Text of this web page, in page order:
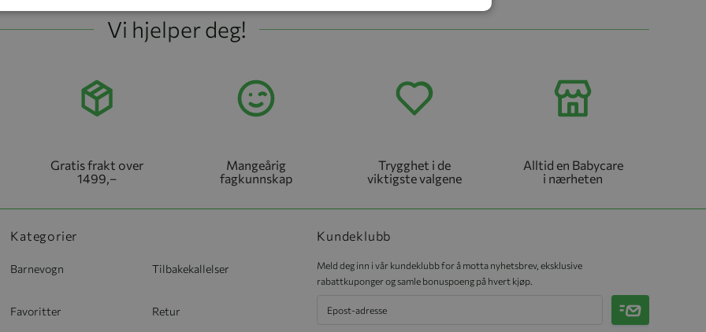
Vi hjelper deg!
Gratis frakt over
1499,–
Mangeårig
fagkunnskap
Trygghet i de
viktigste valgene
Alltid en Babycare
i nærheten
Kategorier
Barnevogn Tilbakekallelser
Favoritter Retur
Kundeklubb
Meld deg inn i vår kundeklubb for å motta nyhetsbrev, eksklusive
rabattkuponger og samle bonuspoeng på hvert kjøp.
Meld på